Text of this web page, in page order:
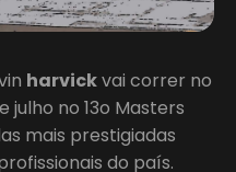
harvickvai correr no
julho no 13o Masters
mais prestigiadas
do país.